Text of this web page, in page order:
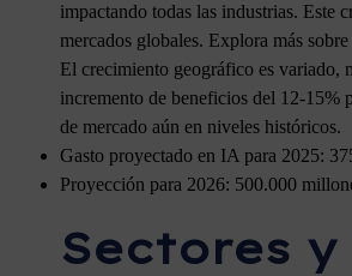
impactando todas las industrias. Este
mercados globales. Explora más
El crecimiento geográfico es variado,
incremento de beneficios del 12-15%
de mercado aún en niveles históricos.
Gasto proyectado en IA para 2025:
Proyección para 2026: 500.000
Sectores y